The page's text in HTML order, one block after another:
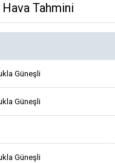
Hava Tahmini
Güneşli
Güneşli
Güneşli